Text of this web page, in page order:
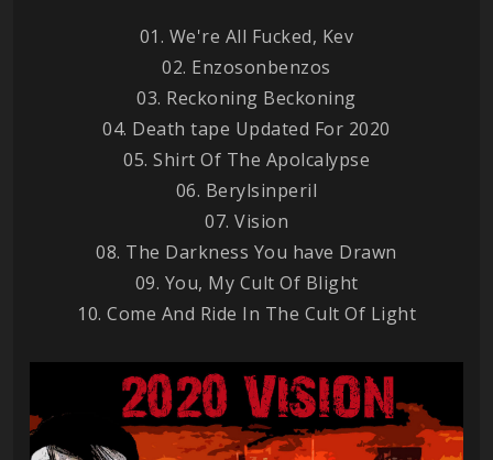
01. We're All Fucked, Kev
02. Enzosonbenzos
03. Reckoning Beckoning
04. Death tape Updated For 2020
05. Shirt Of The Apolcalypse
06. Berylsinperil
07. Vision
08. The Darkness You have Drawn
09. You, My Cult Of Blight
10. Come And Ride In The Cult Of Light